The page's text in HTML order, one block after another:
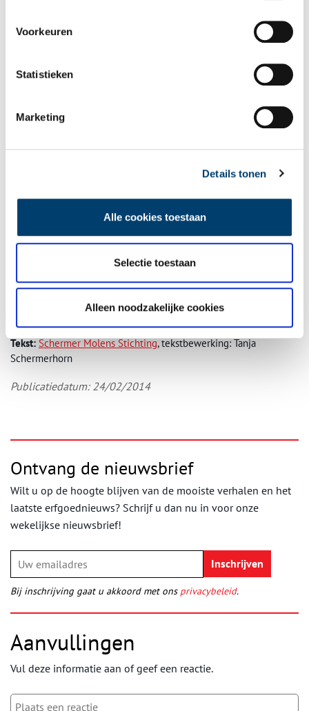
Voorkeuren
Statistieken
Marketing
Details tonen
Alle cookies toestaan
Selectie toestaan
Alleen noodzakelijke cookies
Poldermolen E, met vier zeilen in Stompetoren. Beeld viaWikimedia Commons
Tekst: Schermer Molens Stichting, tekstbewerking: Tanja
Schermerhorn
Publicatiedatum: 24/02/2014
Ontvang de nieuwsbrief
Wilt u op de hoogte blijven van de mooiste verhalen en het
laatste erfgoednieuws? Schrijf u dan nu in voor onze
wekelijkse nieuwsbrief!
Bij inschrijving gaat u akkoord met ons privacybeleid.
Aanvullingen
Vul deze informatie aan of geef een reactie.